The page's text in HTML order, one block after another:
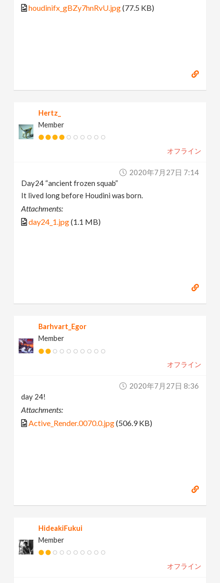
houdinifx_gBZy7hnRvU.jpg(77.5 KB)
Hertz_
Member
オフライン
2020年7月27日 7:14
Day24 “ancient frozen squab”
It lived long before Houdini was born.
Attachments:
day24_1.jpg(1.1 MB)
Barhvart_Egor
Member
オフライン
2020年7月27日 8:36
day 24!
Attachments:
Active_Render.0070.0.jpg(506.9 KB)
HideakiFukui
Member
オフライン